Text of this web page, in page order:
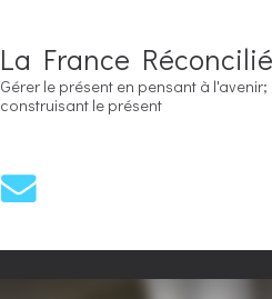
La France
Gérer le présent en pensant à
construisant le présent